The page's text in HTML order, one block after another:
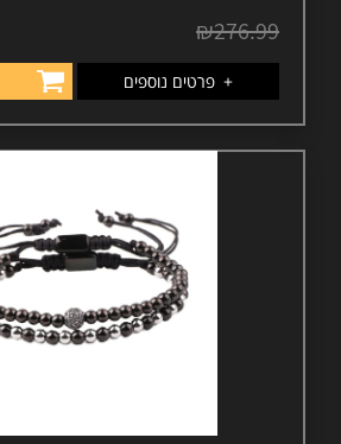
₪276.99
+ פרטים נוספים